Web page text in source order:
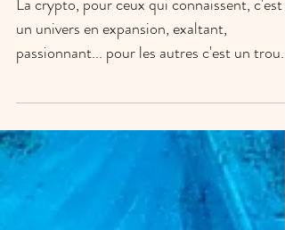
crypto friendly...
La crypto, pour ceux qui connaissent, c'est
passionnant... pour les autres c'est un trou
noir avec...